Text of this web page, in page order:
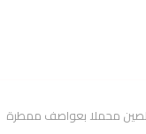
محملا بعواصف ممطرة